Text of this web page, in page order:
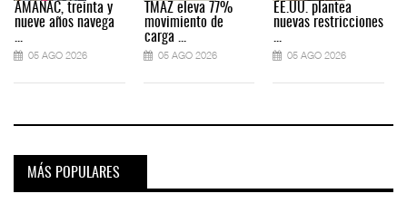
AMANAC, treinta y
nueve años navega
...
05 AGO 2026
TMAZ eleva 77%
movimiento de
carga ...
05 AGO 2026
EE.UU. plantea
nuevas restricciones
...
05 AGO 2026
MÁS POPULARES